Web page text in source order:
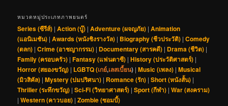
หมวดหมู่ประเภทภาพยนตร์
Series (ซีรีส์) |Action (บู๊) |Adventure (ผจญภัย) |Animation
(แอนิเมชัน) |Awards (หนังชิงรางวัล) | Biography (ชีวประวัติ) |Comedy
(ตลก) |Crime (อาชญากรรม) | Documentary (สารคดี) | Drama (ชีวิต) |
Family (ครอบครัว) |Fantasy (แฟนตาซี) |History (ประวัติศาสตร์) |
Horror (สยองขวัญ) | LGBTQ (เกย์,เลสเบี้ยน) |Music (เพลง) |Musical
(มิวสิคัล) |Mystery (ปมปริศนา) | Romance (รัก) |Short (หนังสั้น) |
Thriller (ระทึกขวัญ) |Sci-Fi (วิทยาศาสตร์) |Sport (กีฬา) |War (สงคราม)
|Western (คาวบอย) |Zombie (ซอมบี้)